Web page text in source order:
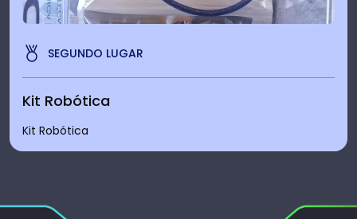
SEGUNDO LUGAR
Kit Robótica
Kit Robótica